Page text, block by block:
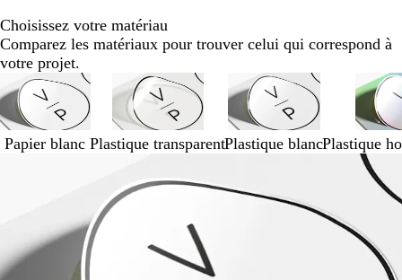
Choisissez votre matériau
Comparez les matériaux pour trouver celui qui correspond à
votre projet.
Papier blanc Plastique transparentPlastique blancPlastique